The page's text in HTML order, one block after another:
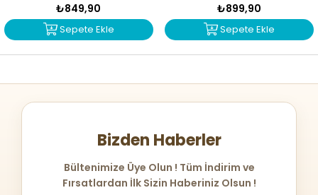
₺849,90
Sepete Ekle
₺899,90
Sepete Ekle
Bizden Haberler
Bültenimize Üye Olun ! Tüm İndirim ve
Fırsatlardan İlk Sizin Haberiniz Olsun !